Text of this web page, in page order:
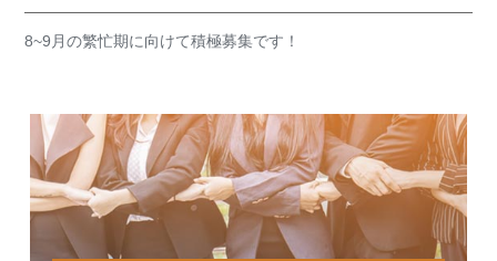
8~9月の繁忙期に向けて積極募集です！